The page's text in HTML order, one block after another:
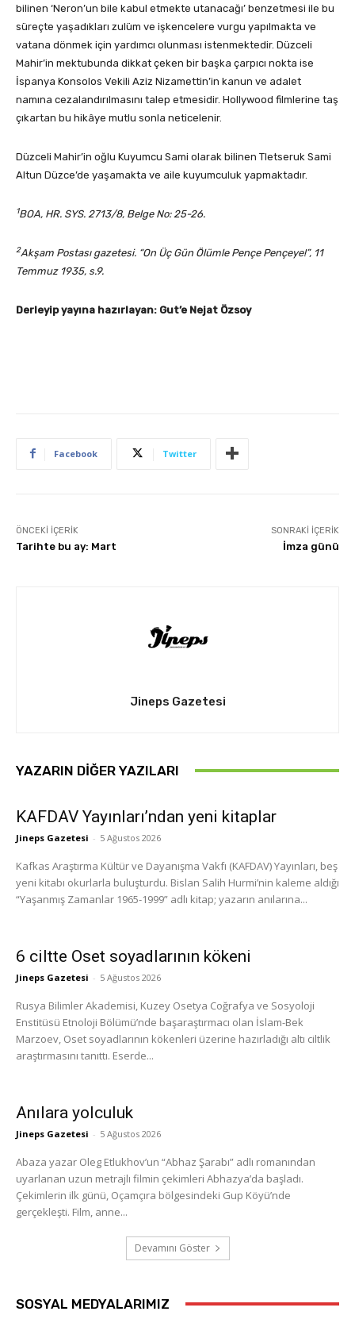
bilinen ‘Neron’un bile kabul etmekte utanacağı’ benzetmesi ile bu
süreçte yaşadıkları zulüm ve işkencelere vurgu yapılmakta ve
vatana dönmek için yardımcı olunması istenmektedir. Düzceli
Mahir’in mektubunda dikkat çeken bir başka çarpıcı nokta ise
İspanya Konsolos Vekili Aziz Nizamettin’in kanun ve adalet
namına cezalandırılmasını talep etmesidir. Hollywood filmlerine taş
çıkartan bu hikâye mutlu sonla neticelenir.
Düzceli Mahir’in oğlu Kuyumcu Sami olarak bilinen Tletseruk Sami
Altun Düzce’de yaşamakta ve aile kuyumculuk yapmaktadır.
1BOA, HR. SYS. 2713/8, Belge No: 25-26.
2Akşam Postası gazetesi. “On Üç Gün Ölümle Pençe Pençeye!”, 11
Temmuz 1935, s.9.
Derleyip yayına hazırlayan: Gut’e Nejat Özsoy
Facebook Twitter
ÖNCEKI İÇERIK
Tarihte bu ay: Mart
SONRAKI İÇERIK
İmza günü
Jineps Gazetesi
YAZARIN DIĞER YAZILARI
KAFDAV Yayınları’ndan yeni kitaplar
Jineps Gazetesi - 5 Ağustos 2026
Kafkas Araştırma Kültür ve Dayanışma Vakfı (KAFDAV) Yayınları, beş
yeni kitabı okurlarla buluşturdu. Bislan Salih Hurmi’nin kaleme aldığı
“Yaşanmış Zamanlar 1965-1999” adlı kitap; yazarın anılarına...
6 ciltte Oset soyadlarının kökeni
Jineps Gazetesi - 5 Ağustos 2026
Rusya Bilimler Akademisi, Kuzey Osetya Coğrafya ve Sosyoloji
Enstitüsü Etnoloji Bölümü’nde başaraştırmacı olan İslam-Bek
Marzoev, Oset soyadlarının kökenleri üzerine hazırladığı altı ciltlik
araştırmasını tanıttı. Eserde...
Anılara yolculuk
Jineps Gazetesi - 5 Ağustos 2026
Abaza yazar Oleg Etlukhov’un “Abhaz Şarabı” adlı romanından
uyarlanan uzun metrajlı filmin çekimleri Abhazya’da başladı.
Çekimlerin ilk günü, Oçamçıra bölgesindeki Gup Köyü’nde
gerçekleşti. Film, anne...
Devamını Göster
SOSYAL MEDYALARIMIZ